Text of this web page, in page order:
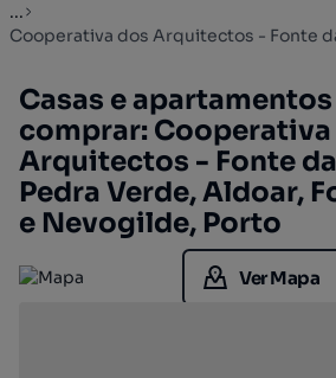
...
Cooperativa dos Arquitectos - Fonte
Casas e
comprar: Cooperativa
Arquitectos - Fonte
Pedra Verde, Aldoar,
e Nevogilde, Porto
Ver Mapa